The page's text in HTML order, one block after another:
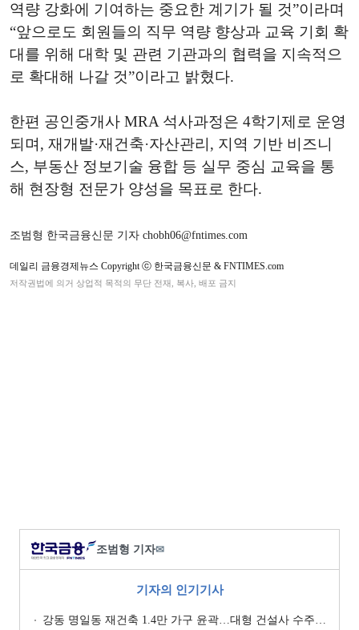
역량 강화에 기여하는 중요한 계기가 될 것”이라며
“앞으로도 회원들의 직무 역량 향상과 교육 기회 확
대를 위해 대학 및 관련 기관과의 협력을 지속적으
로 확대해 나갈 것”이라고 밝혔다.
한편 공인중개사 MRA 석사과정은 4학기제로 운영
되며, 재개발·재건축·자산관리, 지역 기반 비즈니
스, 부동산 정보기술 융합 등 실무 중심 교육을 통
해 현장형 전문가 양성을 목표로 한다.
조범형 한국금융신문 기자 chobh06@fntimes.com
데일리 금융경제뉴스 Copyright ⓒ 한국금융신문 & FNTIMES.com
저작권법에 의거 상업적 목적의 무단 전재, 복사, 배포 금지
조범형 기자✉
기자의 인기기사
강동 명일동 재건축 1.4만 가구 윤곽…대형 건설사 수주전 채비